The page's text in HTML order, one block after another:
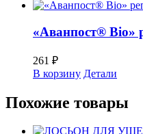
«Аванпост® Bio»
261 ₽
В корзину Детали
Похожие товары